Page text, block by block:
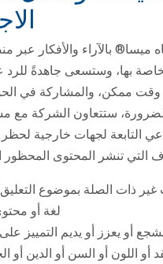
بالآراء والأفكار عبر
بها، وستسعى جاهدةً للرد
ممكن، والمشاركة في
ستتعاون الشركة مع
التابعة لجهات خارجية لحظر
التي تنشر المحتوى المحظور
غير ذات الصلة بموضوع التعليق
لغة أو
أو يعزز أو يديم التمييز
أو اللون أو السن أو الدين أو